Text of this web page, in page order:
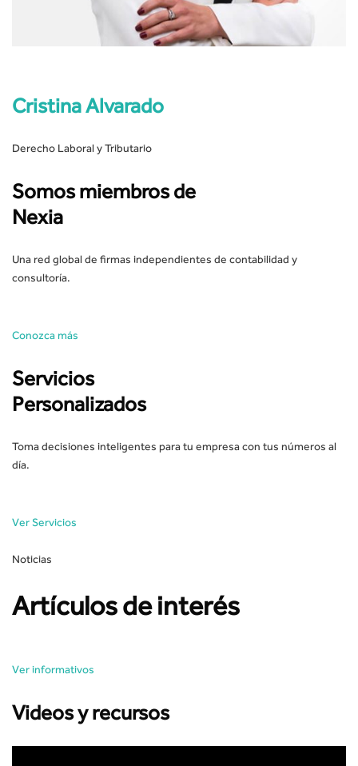
Cristina Alvarado
Derecho Laboral y Tributario
Somos miembros de
Nexia
Una red global de firmas independientes de contabilidad y
consultoría.
Conozca más
Servicios
Personalizados
Toma decisiones inteligentes para tu empresa con tus números al
día.
Ver Servicios
Noticias
Artículos de interés
Ver informativos
Videos y recursos